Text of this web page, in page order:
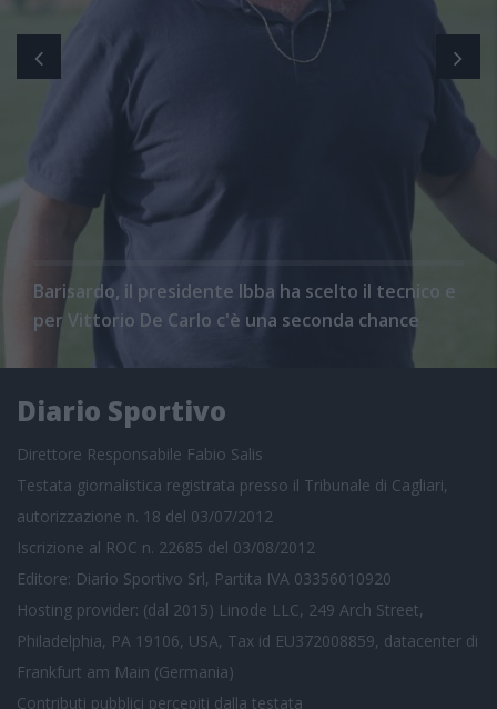
Barisardo, il presidente Ibba ha scelto il tecnico e
per Vittorio De Carlo c'è una seconda chance
Diario Sportivo
Direttore Responsabile Fabio Salis
Testata giornalistica registrata presso il Tribunale di Cagliari,
autorizzazione n. 18 del 03/07/2012
Iscrizione al ROC n. 22685 del 03/08/2012
Editore: Diario Sportivo Srl, Partita IVA 03356010920
Hosting provider: (dal 2015) Linode LLC, 249 Arch Street,
Philadelphia, PA 19106, USA, Tax id EU372008859, datacenter di
Frankfurt am Main (Germania)
Contributi pubblici percepiti dalla testata